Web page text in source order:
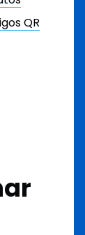
QR